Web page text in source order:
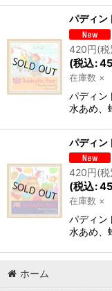
パディ
420円(税
(税込:
在庫数 ×
パディン
水あめ、
パディ
420円(税
(税込:
在庫数 ×
パディン
水あめ、
ホーム